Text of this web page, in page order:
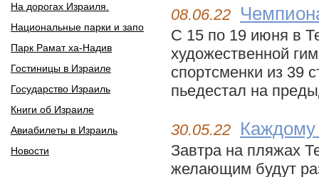
На дорогах Израиля.
Национальные парки и запо
Парк Рамат ха-Надив
Гостиницы в Израиле
Государство Израиль
Книги об Израиле
Авиабилеты в Израиль
Новости
08.06.22
С 15 по 19 июня в
художественной
спортсменки из 39
пьедестал на
30.05.22
Завтра на пляжах
желающим будут